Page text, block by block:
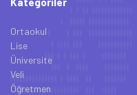
Ortaokul
Lise
Üniversite
Veli
Öğretmen